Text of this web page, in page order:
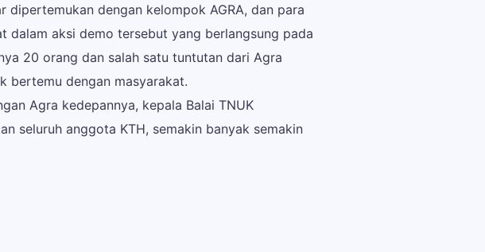
dengan kelompok AGRA, dan para
aksi demo tersebut yang berlangsung pada
20 orang dan salah satu tuntutan dari Agra
bertemu dengan masyarakat.
Agra kedepannya, kepala Balai TNUK
seluruh anggota KTH, semakin banyak semakin